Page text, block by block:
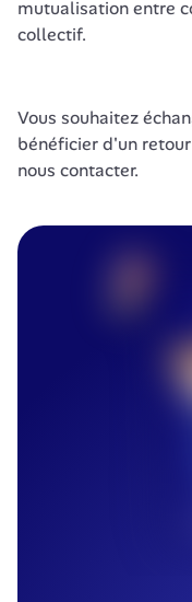
mutualisation entre
collectif.
Vous souhaitez
bénéficier d'un
nous contacter.